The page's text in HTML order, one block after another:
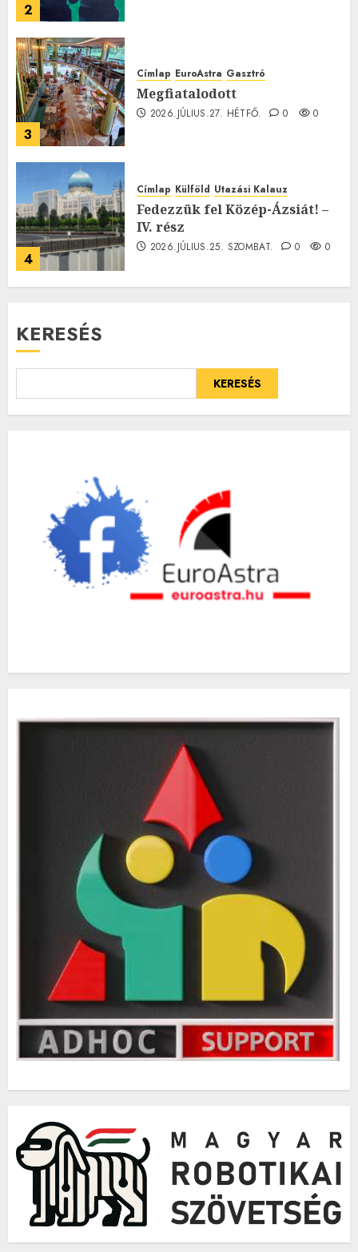
2
3
Címlap EuroAstra Gasztró
Megfiatalodott
2026.JÚLIUS.27. HÉTFŐ. 0 0
4
Címlap Külföld Utazási Kalauz
Fedezzük fel Közép-Ázsiát! –
IV. rész
2026.JÚLIUS.25. SZOMBAT. 0 0
KERESÉS
KERESÉS